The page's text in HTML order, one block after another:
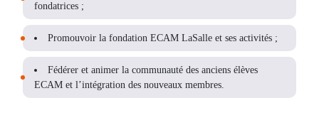
fondatrices ;
Promouvoir la fondation ECAM LaSalle et ses activités ;
Fédérer et animer la communauté des anciens élèves
ECAM et l’intégration des nouveaux membres.